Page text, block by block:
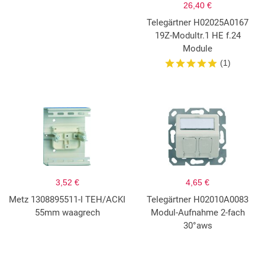
26,40 €
Telegärtner H02025A0167
19Z-Modultr.1 HE f.24
Module
(1)
3,52 €
Metz 1308895511-I TEH/ACKI
55mm waagrech
4,65 €
Telegärtner H02010A0083
Modul-Aufnahme 2-fach
30°aws